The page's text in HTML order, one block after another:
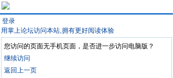
登录
用掌上论坛访问本站,拥有更好阅读体验
您访问的页面无手机页面，是否进一步访问电脑版？
继续访问
返回上一页